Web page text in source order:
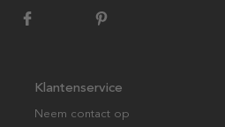
Klantenservice
Neem contact op